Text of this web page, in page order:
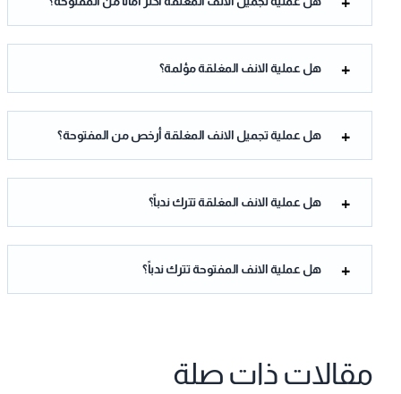
هل عملية الانف المغلقة مؤلمة؟
هل عملية تجميل الانف المغلقة أرخص من المفتوحة؟
هل عملية الانف المغلقة تترك ندباً؟
هل عملية الانف المفتوحة تترك ندباً؟
مقالات ذات صلة